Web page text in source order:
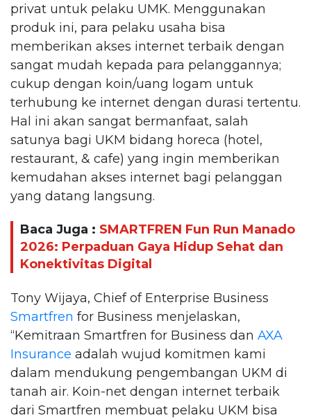
privat untuk pelaku UMK. Menggunakan
produk ini, para pelaku usaha bisa
memberikan akses internet terbaik dengan
sangat mudah kepada para pelanggannya;
cukup dengan koin/uang logam untuk
terhubung ke internet dengan durasi tertentu.
Hal ini akan sangat bermanfaat, salah
satunya bagi UKM bidang horeca (hotel,
restaurant, & cafe) yang ingin memberikan
kemudahan akses internet bagi pelanggan
yang datang langsung.
Baca Juga : SMARTFREN Fun Run Manado
2026: Perpaduan Gaya Hidup Sehat dan
Konektivitas Digital
Tony Wijaya, Chief of Enterprise Business
Smartfren for Business menjelaskan,
“Kemitraan Smartfren for Business dan AXA
Insurance adalah wujud komitmen kami
dalam mendukung pengembangan UKM di
tanah air. Koin-net dengan internet terbaik
dari Smartfren membuat pelaku UKM bisa